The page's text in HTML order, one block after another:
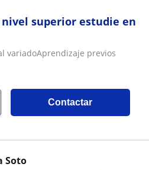
superior estudie en
variadoAprendizaje previos
Contactar
Soto